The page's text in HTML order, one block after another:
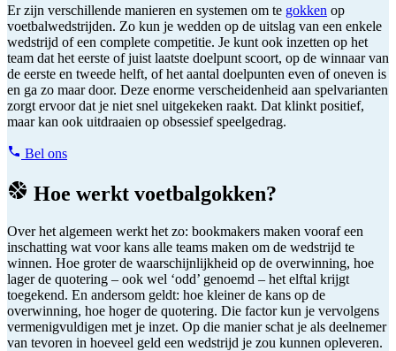
Er zijn verschillende manieren en systemen om te gokken op
voetbalwedstrijden. Zo kun je wedden op de uitslag van een enkele
wedstrijd of een complete competitie. Je kunt ook inzetten op het
team dat het eerste of juist laatste doelpunt scoort, op de winnaar van
de eerste en tweede helft, of het aantal doelpunten even of oneven is
en ga zo maar door. Deze enorme verscheidenheid aan spelvarianten
zorgt ervoor dat je niet snel uitgekeken raakt. Dat klinkt positief,
maar kan ook uitdraaien op obsessief speelgedrag.
Bel ons
Hoe werkt voetbalgokken?
Over het algemeen werkt het zo: bookmakers maken vooraf een
inschatting wat voor kans alle teams maken om de wedstrijd te
winnen. Hoe groter de waarschijnlijkheid op de overwinning, hoe
lager de quotering – ook wel ‘odd’ genoemd – het elftal krijgt
toegekend. En andersom geldt: hoe kleiner de kans op de
overwinning, hoe hoger de quotering. Die factor kun je vervolgens
vermenigvuldigen met je inzet. Op die manier schat je als deelnemer
van tevoren in hoeveel geld een wedstrijd je zou kunnen opleveren.